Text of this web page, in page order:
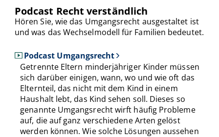
Podcast Recht verständlich
Hören Sie, wie das Umgangsrecht ausgestaltet ist
und was das Wechselmodell für Familien bedeutet.
Podcast Umgangsrecht
Getrennte Eltern minderjähriger Kinder müssen
sich darüber einigen, wann, wo und wie oft das
Elternteil, das nicht mit dem Kind in einem
Haushalt lebt, das Kind sehen soll. Dieses so
genannte Umgangsrecht wirft häufig Probleme
auf, die auf ganz verschiedene Arten gelöst
werden können. Wie solche Lösungen aussehen